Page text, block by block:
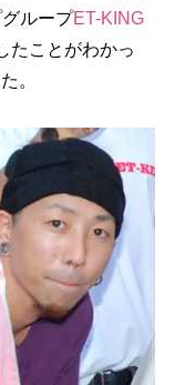
グループET-KING
たことがわかっ
。